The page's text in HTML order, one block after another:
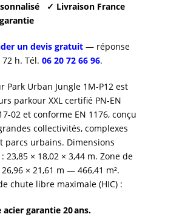
✓ Livraison France
un devis gratuit — réponse
h. Tél. 06 20 72 66 96.
Park Urban Jungle 1M-P12 est
parkour XXL certifié PN-EN
02 et conforme EN 1176, conçu
collectivités, complexes
parcs urbains. Dimensions
23,85 × 18,02 × 3,44 m. Zone de
× 21,61 m — 466,41 m².
chute libre maximale (HIC) :
garantie 20 ans.